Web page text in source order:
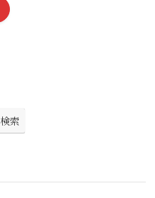
検索